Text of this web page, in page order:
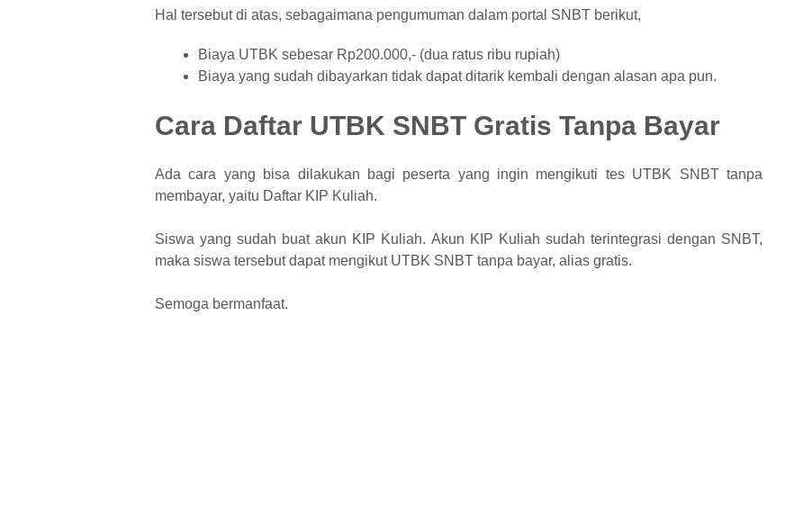
Hal tersebut di atas, sebagaimana pengumuman dalam portal SNBT berikut,
Biaya UTBK sebesar Rp200.000,- (dua ratus ribu rupiah)
Biaya yang sudah dibayarkan tidak dapat ditarik kembali dengan alasan apa pun.
Cara Daftar UTBK SNBT Gratis Tanpa Bayar
Ada cara yang bisa dilakukan bagi peserta yang ingin mengikuti tes UTBK SNBT tanpa
membayar, yaitu Daftar KIP Kuliah.
Siswa yang sudah buat akun KIP Kuliah. Akun KIP Kuliah sudah terintegrasi dengan SNBT,
maka siswa tersebut dapat mengikut UTBK SNBT tanpa bayar, alias gratis.
Semoga bermanfaat.